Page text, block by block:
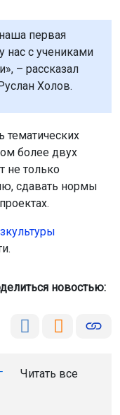
первая
нас с учениками
– рассказал
Холов.
более двух
не только
сдавать нормы
новостью:
Читать все